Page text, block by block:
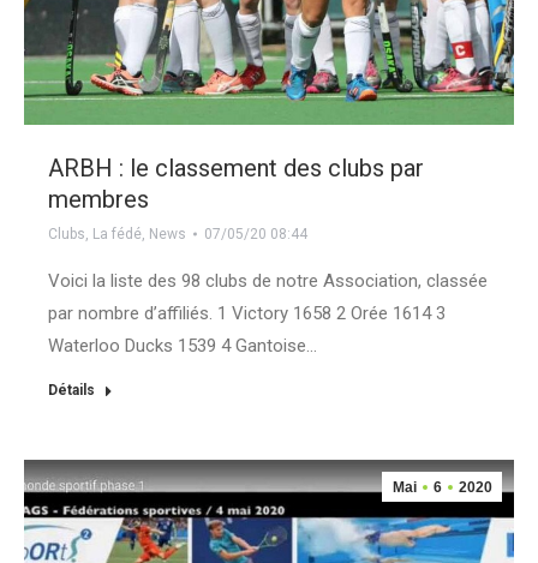
ARBH : le classement des clubs par
membres
Clubs, La fédé, News 07/05/20 08:44
Voici la liste des 98 clubs de notre Association, classée
par nombre d’affiliés. 1 Victory 1658 2 Orée 1614 3
Waterloo Ducks 1539 4 Gantoise…
Détails
Mai 6 2020